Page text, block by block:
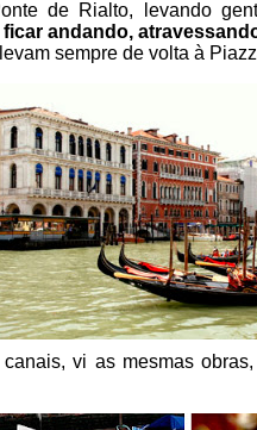
de Rialto, levando
andando,
sempre de volta à
vi as mesmas